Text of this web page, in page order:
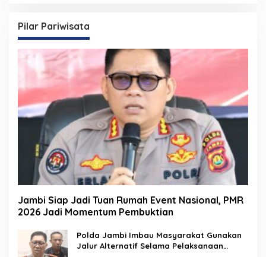
Pilar Pariwisata
Jambi Siap Jadi Tuan Rumah Event Nasional, PMR
2026 Jadi Momentum Pembuktian
Polda Jambi Imbau Masyarakat Gunakan
Jalur Alternatif Selama Pelaksanaan